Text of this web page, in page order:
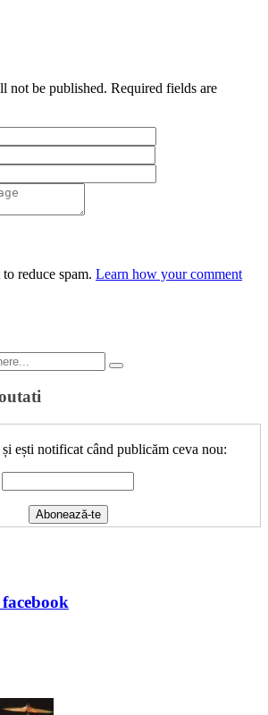
not be published. Required fields are
reduce spam. Learn how your comment
ești notificat când publicăm ceva nou: